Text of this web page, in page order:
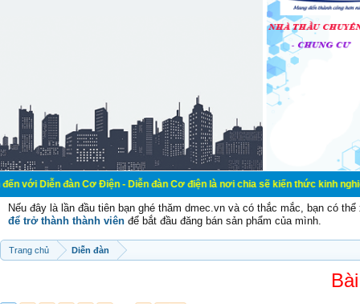
đàn Cơ Điện - Diễn đàn Cơ điện là nơi chia sẽ kiến thức kinh nghiệm
Nếu đây là lần đầu tiên bạn ghé thăm dmec.vn và có thắc mắc, bạn có
để trở thành thành viên để bắt đầu đăng bán sản phẩm của mình.
Trang chủ Diễn đàn